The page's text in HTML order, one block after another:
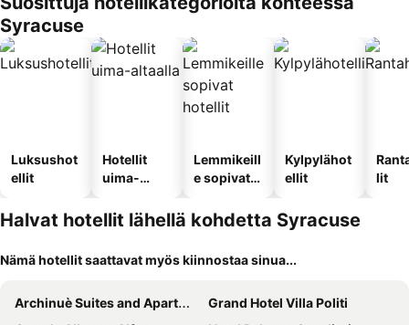
Syracuse
Luksushot
ellit
Hotellit
uima-
Lemmikeill
e sopivat
Kylpylähot
ellit
lit
Halvat hotellit lähellä kohdetta Syracuse
Nämä hotellit saattavat myös kiinnostaa sinua...
Archinuè Suites and Apartments
Grand Hotel Villa Politi